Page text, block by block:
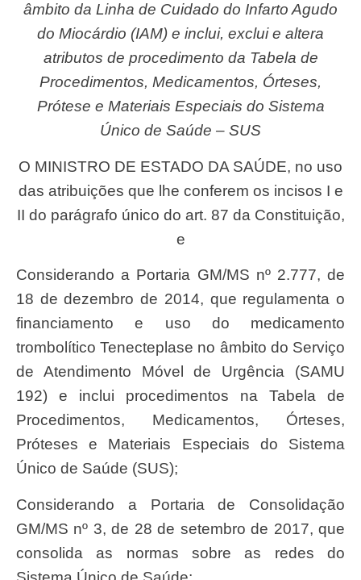
âmbito da Linha de Cuidado do Infarto Agudo
do Miocárdio (IAM) e inclui, exclui e altera
atributos de procedimento da Tabela de
Procedimentos, Medicamentos, Órteses,
Prótese e Materiais Especiais do Sistema
Único de Saúde – SUS
O MINISTRO DE ESTADO DA SAÚDE, no uso
das atribuições que lhe conferem os incisos I e
II do parágrafo único do art. 87 da Constituição,
e
Considerando a Portaria GM/MS nº 2.777, de
18 de dezembro de 2014, que regulamenta o
financiamento e uso do medicamento
trombolítico Tenecteplase no âmbito do Serviço
de Atendimento Móvel de Urgência (SAMU
192) e inclui procedimentos na Tabela de
Procedimentos, Medicamentos, Órteses,
Próteses e Materiais Especiais do Sistema
Único de Saúde (SUS);
Considerando a Portaria de Consolidação
GM/MS nº 3, de 28 de setembro de 2017, que
consolida as normas sobre as redes do